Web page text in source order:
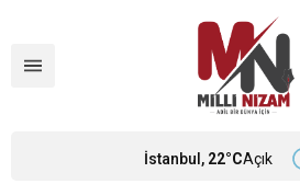
İstanbul, 22°CAçık